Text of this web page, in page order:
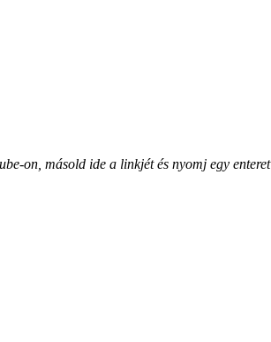
on, másold ide a linkjét és nyomj egy enteret